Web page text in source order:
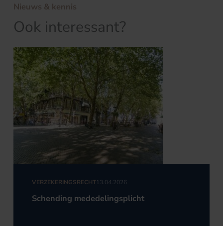
Nieuws & kennis
Ook interessant?
VERZEKERINGSRECHT13.04.2026
Schending mededelingsplicht